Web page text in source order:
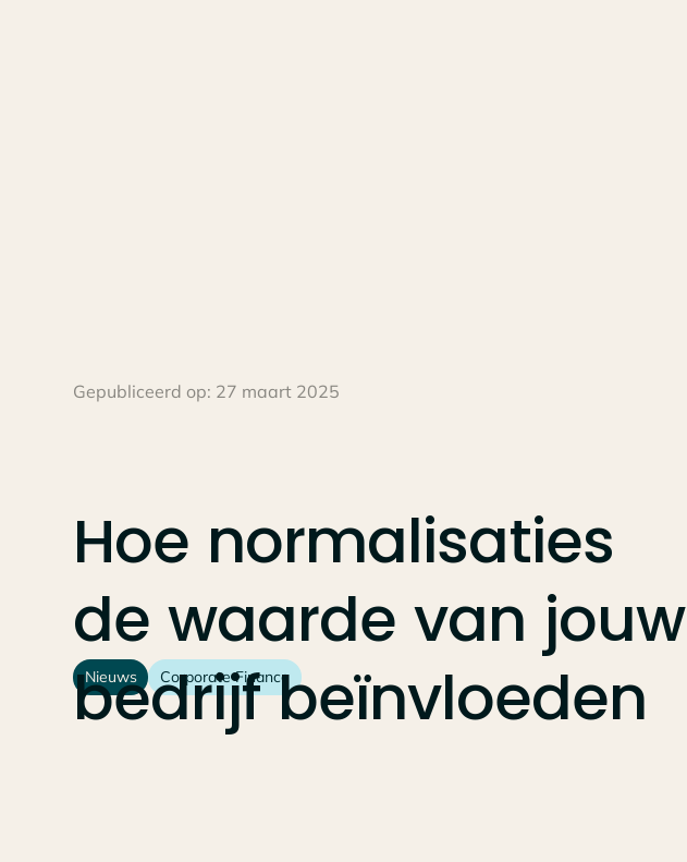
Gepubliceerd op: 27 maart 2025
Hoe normalisaties
de waarde van jouw
bedrijf beïnvloeden
Nieuws Corporate Finance